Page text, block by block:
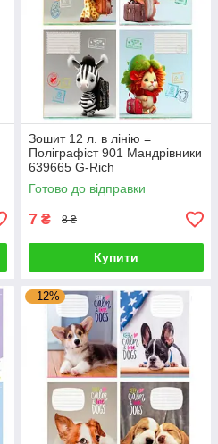
Зошит 12 л. в лінію =
Поліграфіст 901 Мандрівники
639665 G-Rich
Готово до відправки
7 ₴ 8 ₴
Купити
–12%